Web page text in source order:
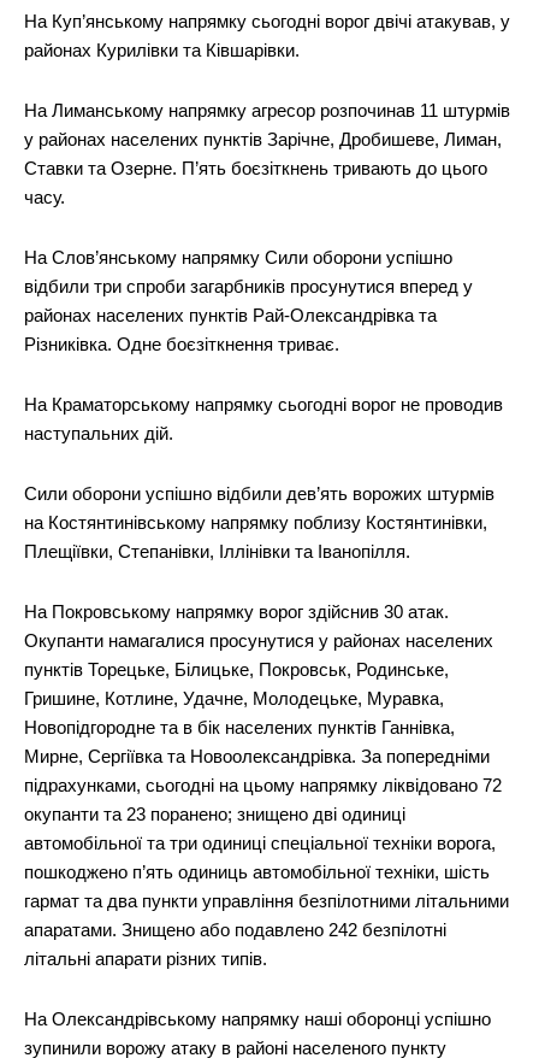
На Куп’янському напрямку сьогодні ворог двічі атакував, у
районах Курилівки та Ківшарівки.
На Лиманському напрямку агресор розпочинав 11 штурмів
у районах населених пунктів Зарічне, Дробишеве, Лиман,
Ставки та Озерне. П’ять боєзіткнень тривають до цього
часу.
На Слов’янському напрямку Сили оборони успішно
відбили три спроби загарбників просунутися вперед у
районах населених пунктів Рай-Олександрівка та
Різниківка. Одне боєзіткнення триває.
На Краматорському напрямку сьогодні ворог не проводив
наступальних дій.
Сили оборони успішно відбили дев’ять ворожих штурмів
на Костянтинівському напрямку поблизу Костянтинівки,
Плещіївки, Степанівки, Іллінівки та Іванопілля.
На Покровському напрямку ворог здійснив 30 атак.
Окупанти намагалися просунутися у районах населених
пунктів Торецьке, Білицьке, Покровськ, Родинське,
Гришине, Котлине, Удачне, Молодецьке, Муравка,
Новопідгородне та в бік населених пунктів Ганнівка,
Мирне, Сергіївка та Новоолександрівка. За попередніми
підрахунками, сьогодні на цьому напрямку ліквідовано 72
окупанти та 23 поранено; знищено дві одиниці
автомобільної та три одиниці спеціальної техніки ворога,
пошкоджено п’ять одиниць автомобільної техніки, шість
гармат та два пункти управління безпілотними літальними
апаратами. Знищено або подавлено 242 безпілотні
літальні апарати різних типів.
На Олександрівському напрямку наші оборонці успішно
зупинили ворожу атаку в районі населеного пункту